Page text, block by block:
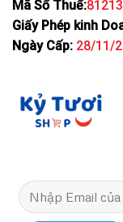
Mã Số Thuế:
Giấy Phép kinh
Ngày Cấp: 28/11/